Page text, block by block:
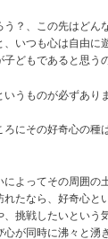
？、この先はどん
いつも心は自由に
どもであると思う
うものが必ずあり
にその好奇心の種
よってその周囲の
たなら、好奇心と
挑戦したいという
が同時に沸々と湧